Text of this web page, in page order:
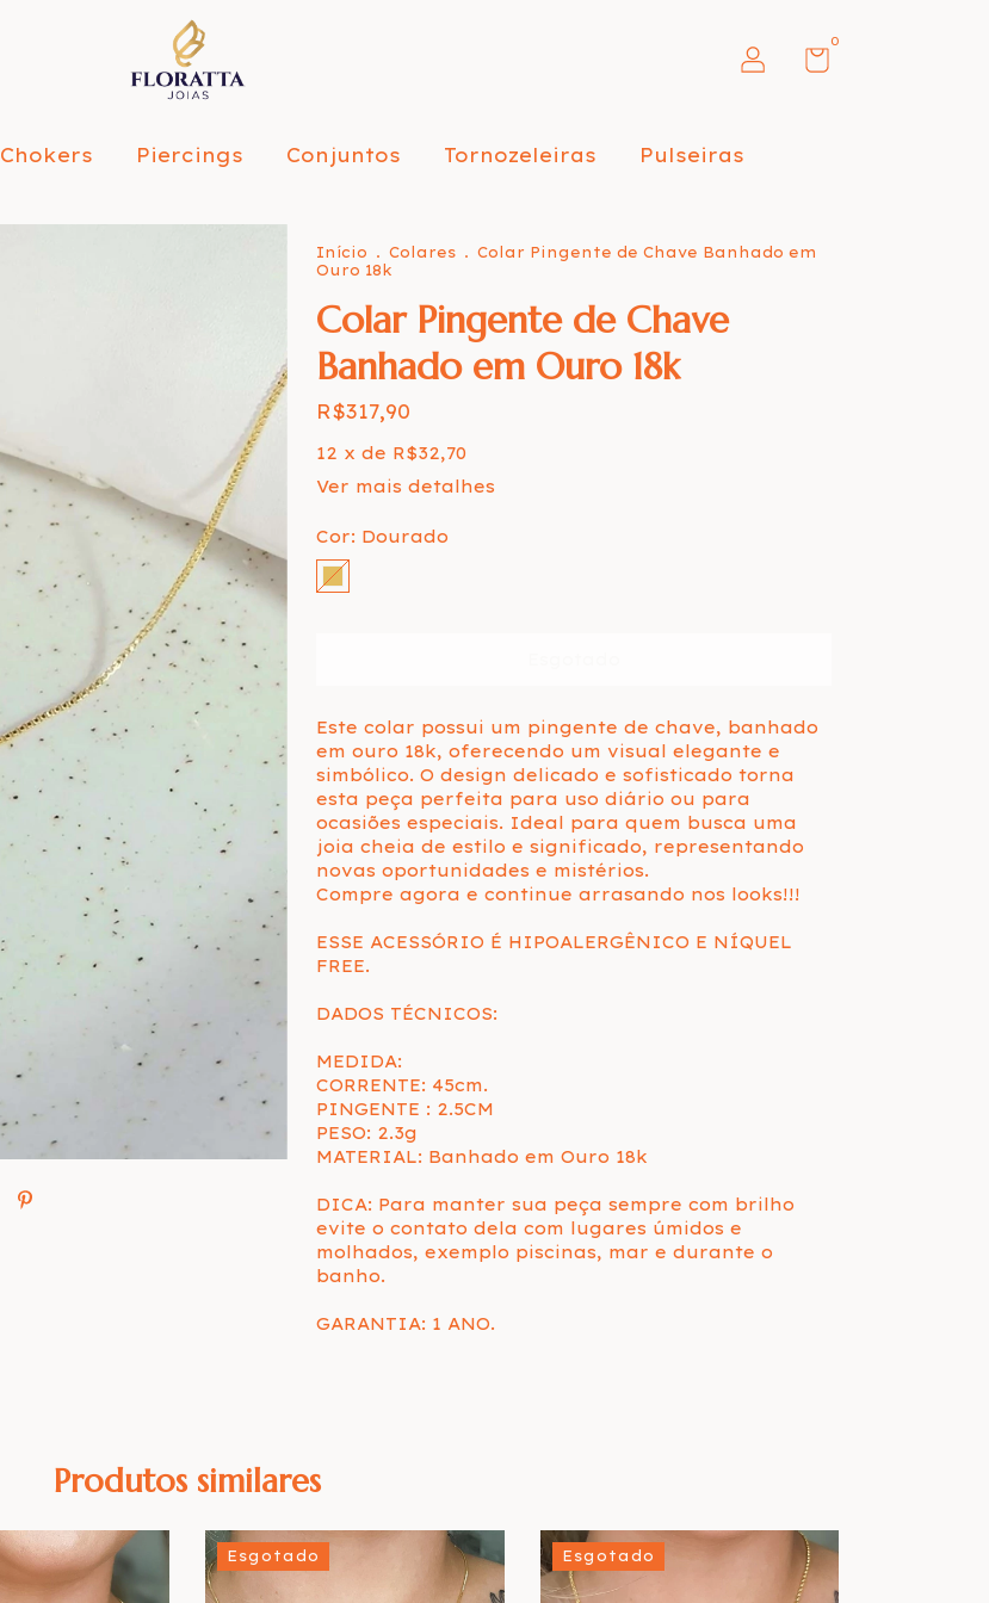
0
Chokers Piercings Conjuntos Tornozeleiras Pulseiras
Início . Colares . Colar Pingente de Chave Banhado em
Ouro 18k
Colar Pingente de Chave
Banhado em Ouro 18k
R$317,90
12 x de R$32,70
Ver mais detalhes
Cor: Dourado
Este colar possui um pingente de chave, banhado
em ouro 18k, oferecendo um visual elegante e
simbólico. O design delicado e sofisticado torna
esta peça perfeita para uso diário ou para
ocasiões especiais. Ideal para quem busca uma
joia cheia de estilo e significado, representando
novas oportunidades e mistérios.
Compre agora e continue arrasando nos looks!!!
ESSE ACESSÓRIO É HIPOALERGÊNICO E NÍQUEL
FREE.
DADOS TÉCNICOS:
MEDIDA:
CORRENTE: 45cm.
PINGENTE : 2.5CM
PESO: 2.3g
MATERIAL: Banhado em Ouro 18k
DICA: Para manter sua peça sempre com brilho
evite o contato dela com lugares úmidos e
molhados, exemplo piscinas, mar e durante o
banho.
GARANTIA: 1 ANO.
Produtos similares
Esgotado Esgotado